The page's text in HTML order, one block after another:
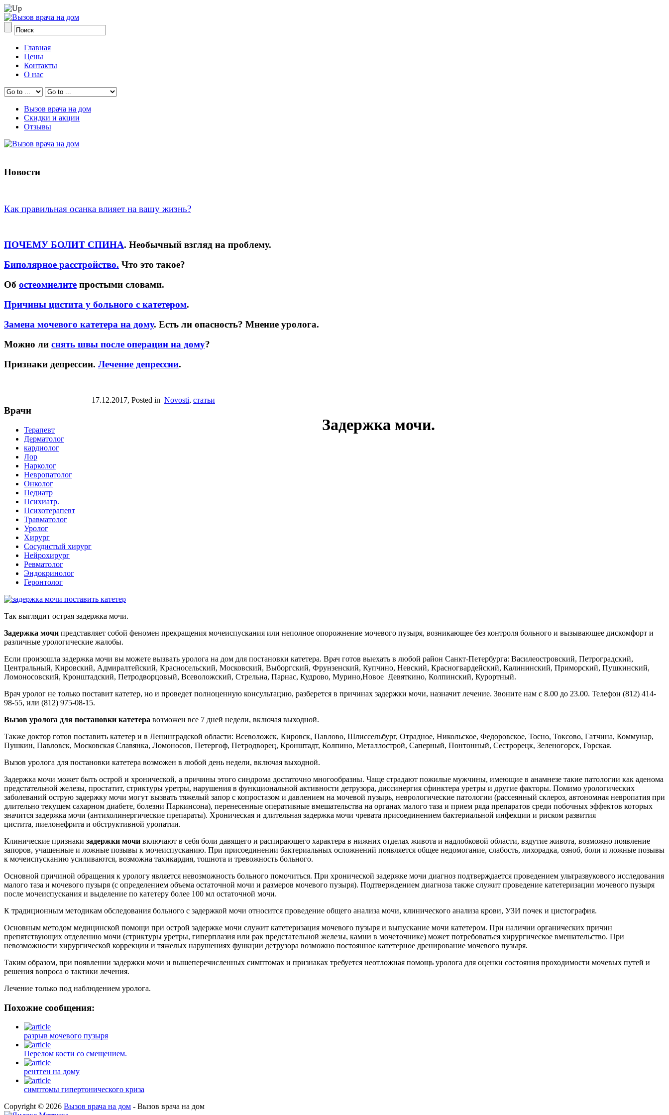
Главная
Цены
Контакты
О нас
Вызов врача на дом
Скидки и акции
Отзывы
Новости
Как правильная осанка влияет на вашу жизнь?
ПОЧЕМУ БОЛИТ СПИНА. Необычный взгляд на проблему.
Биполярное расстройство. Что это такое?
Об остеомиелите простыми словами.
Причины цистита у больного с катетером.
Замена мочевого катетера на дому. Есть ли опасность? Мнение уролога.
Можно ли снять швы после операции на дому?
Признаки депрессии. Лечение депрессии.
Врачи
Терапевт
Дерматолог
кардиолог
Лор
Нарколог
Невропатолог
Онколог
Педиатр
Психиатр.
Психотерапевт
Травматолог
Уролог
Хирург
Сосудистый хирург
Нейрохирург
Ревматолог
Эндокринолог
Геронтолог
17.12.2017, Posted in Novosti, статьи
Задержка мочи.
Так выглядит острая задержка мочи.
Задержка мочи представляет собой феномен прекращения мочеиспускания или неполное опорожнение мочевого пузыря, возникающее без контроля больного и вызывающее дискомфорт и
различные урологические жалобы.
Если произошла задержка мочи вы можете вызвать уролога на дом для постановки катетера. Врач готов выехать в любой район Санкт-Петербурга: Василеостровский, Петроградский,
Центральный, Кировский, Адмиралтейский, Красносельский, Московский, Выборгский, Фрунзенский, Купчино, Невский, Красногвардейский, Калининский, Приморский, Пушкинский,
Ломоносовский, Кронштадский, Петродворцовый, Всеволожский, Стрельна, Парнас, Кудрово, Мурино,Новое Девяткино, Колпинский, Курортный.
Врач уролог не только поставит катетер, но и проведет полноценную консультацию, разберется в причинах задержки мочи, назначит лечение. Звоните нам с 8.00 до 23.00. Телефон (812) 414-
98-55, или (812) 975-08-15.
Вызов уролога для постановки катетера возможен все 7 дней недели, включая выходной.
Также доктор готов поставить катетер и в Ленинградской области: Всеволожск, Кировск, Павлово, Шлиссельбург, Отрадное, Никольское, Федоровское, Тосно, Токсово, Гатчина, Коммунар,
Пушкин, Павловск, Московская Славянка, Ломоносов, Петергоф, Петродворец, Кронштадт, Колпино, Металлострой, Саперный, Понтонный, Сестрорецк, Зеленогорск, Горская.
Вызов уролога для постановки катетера возможен в любой день недели, включая выходной.
Задержка мочи может быть острой и хронической, а причины этого синдрома достаточно многообразны. Чаще страдают пожилые мужчины, имеющие в анамнезе такие патологии как аденома
предстательной железы, простатит, стриктуры уретры, нарушения в функциональной активности детрузора, диссинергия сфинктера уретры и другие факторы. Помимо урологических
заболеваний острую задержку мочи могут вызвать тяжелый запор с копростазом и давлением на мочевой пузырь, неврологические патологии (рассеянный склероз, автономная невропатия при
длительно текущем сахарном диабете, болезни Паркинсона), перенесенные оперативные вмешательства на органах малого таза и прием ряда препаратов среди побочных эффектов которых
значится задержка мочи (антихолинергические препараты). Хроническая и длительная задержка мочи чревата присоединением бактериальной инфекции и риском развития
цистита, пиелонефрита и обструктивной уропатии.
Клинические признаки задержки мочи включают в себя боли давящего и распирающего характера в нижних отделах живота и надлобковой области, вздутие живота, возможно появление
запоров, учащенные и ложные позывы к мочеиспусканию. При присоединении бактериальных осложнений появляется общее недомогание, слабость, лихорадка, озноб, боли и ложные позывы
к мочеиспусканию усиливаются, возможна тахикардия, тошнота и тревожность больного.
Основной причиной обращения к урологу является невозможность больного помочиться. При хронической задержке мочи диагноз подтверждается проведением ультразвукового исследования
малого таза и мочевого пузыря (с определением объема остаточной мочи и размеров мочевого пузыря). Подтверждением диагноза также служит проведение катетеризации мочевого пузыря
после мочеиспускания и выделение по катетеру более 100 мл остаточной мочи.
К традиционным методикам обследования больного с задержкой мочи относится проведение общего анализа мочи, клинического анализа крови, УЗИ почек и цистография.
Основным методом медицинской помощи при острой задержке мочи служит катетеризация мочевого пузыря и выпускание мочи катетером. При наличии органических причин
препятствующих отделению мочи (стриктуры уретры, гиперплазия или рак предстательной железы, камни в мочеточнике) может потребоваться хирургическое вмешательство. При
невозможности хирургической коррекции и тяжелых нарушениях функции детрузора возможно постоянное катетерное дренирование мочевого пузыря.
Таким образом, при появлении задержки мочи и вышеперечисленных симптомах и признаках требуется неотложная помощь уролога для оценки состояния проходимости мочевых путей и
решения вопроса о тактики лечения.
Лечение только под наблюдением уролога.
Похожие сообщения:
разрыв мочевого пузыря
Перелом кости со смещением.
рентген на дому
симптомы гипертонического криза
Copyright © 2026 Вызов врача на дом - Вызов врача на дом